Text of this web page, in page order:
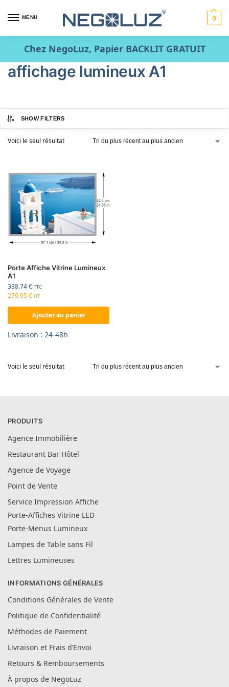
MENU 0
Chez NegoLuz, Papier BACKLIT GRATUIT
affichage lumineux A1
SHOW FILTERS
Voici le seul résultat
Porte Affiche Vitrine Lumineux
A1
338.74€ TTC
279.95€ HT
Ajouter au panier
Livraison : 24-48h
Voici le seul résultat
PRODUITS
Agence Immobilière
Restaurant Bar Hôtel
Agence de Voyage
Point de Vente
Service Impression Affiche
Porte-Affiches Vitrine LED
Porte-Menus Lumineux
Lampes de Table sans Fil
Lettres Lumineuses
INFORMATIONS GÉNÉRALES
Conditions Générales de Vente
Politique de Confidentialité
Méthodes de Paiement
Livraison et Frais d’Envoi
Retours & Remboursements
À propos de NegoLuz